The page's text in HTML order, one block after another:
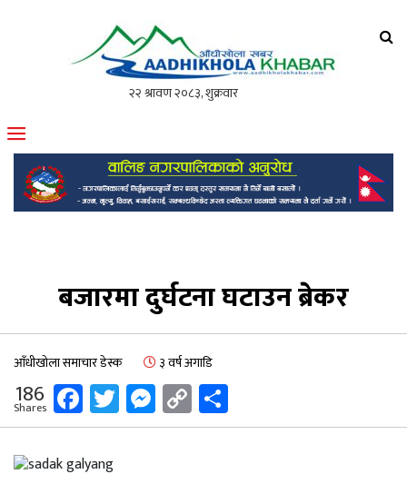
मोफसलकै लोकप्रिय अनलाइन पत्रिका
बजारमा दुर्घटना घटाउन ब्रेकर
आँधीखोला समाचार डेस्क ३ वर्ष अगाडि
186
Shares Facebook
Twitter
Messenger
Copy
Link